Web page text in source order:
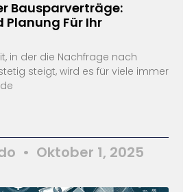
Bausparverträge:
Planung Für Ihr
in der die Nachfrage nach
steigt, wird es für viele immer
Oktober 1, 2025